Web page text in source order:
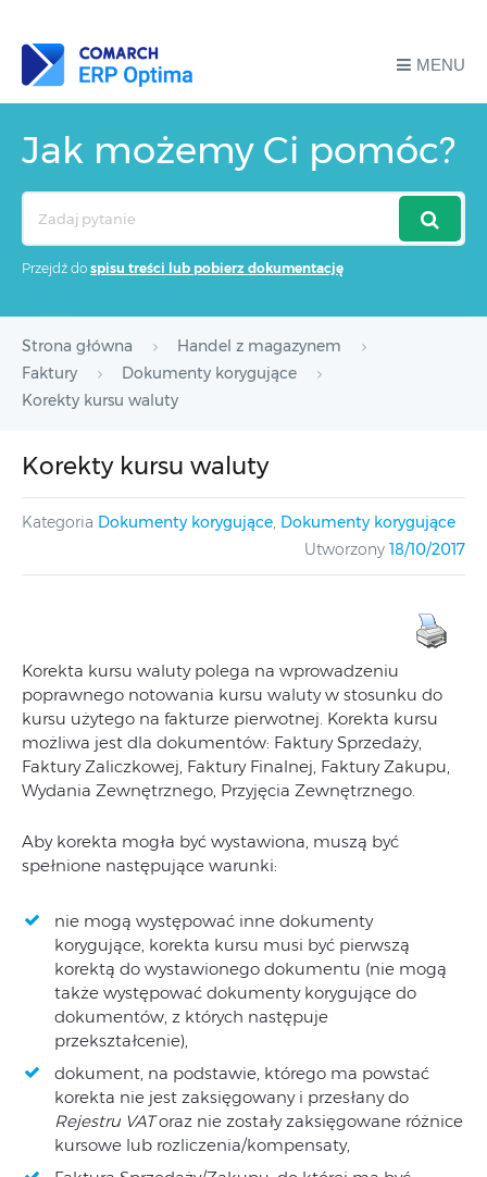
MENU
Jak możemy Ci pomóc?
Przejdź do spisu treści lub pobierz dokumentację
Strona główna
Handel z magazynem
Faktury
Dokumenty korygujące
Korekty kursu waluty
Korekty kursu waluty
Kategoria Dokumenty korygujące, Dokumenty korygujące
Utworzony 18/10/2017
Korekta kursu waluty polega na wprowadzeniu
poprawnego notowania kursu waluty w stosunku do
kursu użytego na fakturze pierwotnej. Korekta kursu
możliwa jest dla dokumentów: Faktury Sprzedaży,
Faktury Zaliczkowej, Faktury Finalnej, Faktury Zakupu,
Wydania Zewnętrznego, Przyjęcia Zewnętrznego.
Aby korekta mogła być wystawiona, muszą być
spełnione następujące warunki:
nie mogą występować inne dokumenty
korygujące, korekta kursu musi być pierwszą
korektą do wystawionego dokumentu (nie mogą
także występować dokumenty korygujące do
dokumentów, z których następuje
przekształcenie),
dokument, na podstawie, którego ma powstać
korekta nie jest zaksięgowany i przesłany do
Rejestru VAToraz nie zostały zaksięgowane różnice
kursowe lub rozliczenia/kompensaty,